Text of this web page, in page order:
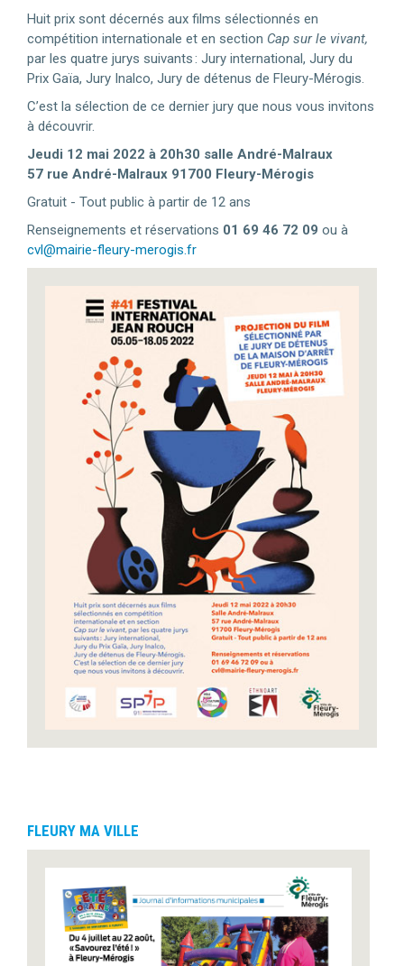
Huit prix sont décernés aux films sélectionnés en
compétition internationale et en section Cap sur le vivant,
par les quatre jurys suivants : Jury international, Jury du
Prix Gaïa, Jury Inalco, Jury de détenus de Fleury-Mérogis.
C’est la sélection de ce dernier jury que nous vous invitons
à découvrir.
Jeudi 12 mai 2022 à 20h30 salle André-Malraux
57 rue André-Malraux 91700 Fleury-Mérogis
Gratuit - Tout public à partir de 12 ans
Renseignements et réservations 01 69 46 72 09 ou à
cvl@mairie-fleury-merogis.fr
FLEURY MA VILLE